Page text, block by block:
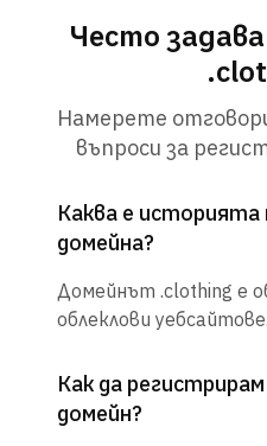
Често
Намерете
въпроси за
Каква е историята
домейна?
Домейнът .clothing е
облеклови уебсайтове.
Как да
домейн?